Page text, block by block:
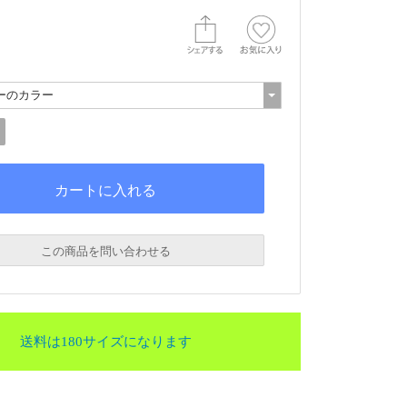
この商品を問い合わせる
送料は180サイズになります